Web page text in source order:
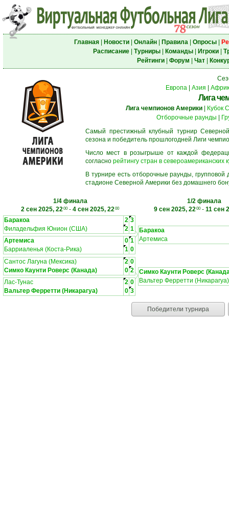
Главная| Новости| Онлайн| Правила| Опросы|
Расписание| Турниры| Команды| Игроки|
Рейтинги| Форум Чат|
Европа| Азия
Лига
Лига чемпионов Америки
Кубок
Отборочные раунды
Самый престижный клубный турнир
сезона и победитель прошлогодней Лиги
Число мест в розыгрыше от каждой
согласно рейтингу стран в североамериканских
В турнире есть отборочные раунды,
стадионе Северной Америки без домашнего
1/4 финала
2 сен 2025, 2200- 4 сен 2025, 2200
1/2 финала
9 сен 2025, 2200- 11 сен
Баракоа
2 3
Филадельфия Юнион (США)
2 1
Артемиса
0 1
Барриаленья (Коста-Рика)
1 0
Баракоа
Артемиса
Сантос Лагуна (Мексика) 2 0
Симко Каунти Роверс (Канада)
0 2
Лас-Тунас
2 0
Вальтер Ферретти (Никарагуа)
0 3
Симко Каунти Роверс
Вальтер Ферретти (Никарагуа)
Победители турнира